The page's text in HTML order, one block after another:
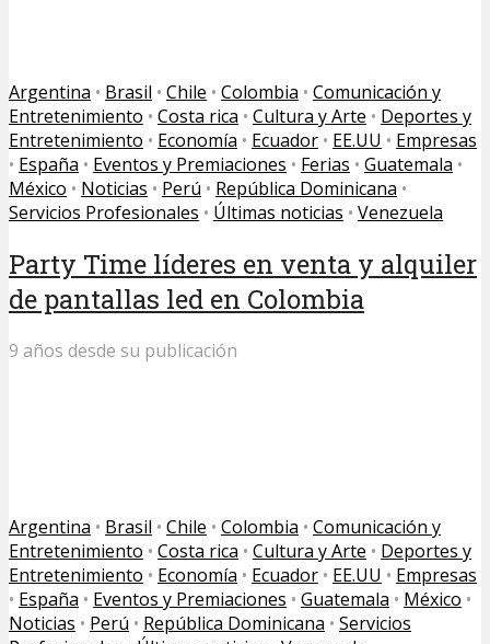
Argentina • Brasil • Chile • Colombia • Comunicación y
Entretenimiento • Costa rica • Cultura y Arte • Deportes y
Entretenimiento • Economía • Ecuador • EE.UU • Empresas
• España • Eventos y Premiaciones • Ferias • Guatemala •
México • Noticias • Perú • República Dominicana •
Servicios Profesionales • Últimas noticias • Venezuela
Party Time líderes en venta y alquiler
de pantallas led en Colombia
9 años desde su publicación
Argentina • Brasil • Chile • Colombia • Comunicación y
Entretenimiento • Costa rica • Cultura y Arte • Deportes y
Entretenimiento • Economía • Ecuador • EE.UU • Empresas
• España • Eventos y Premiaciones • Guatemala • México •
Noticias • Perú • República Dominicana • Servicios